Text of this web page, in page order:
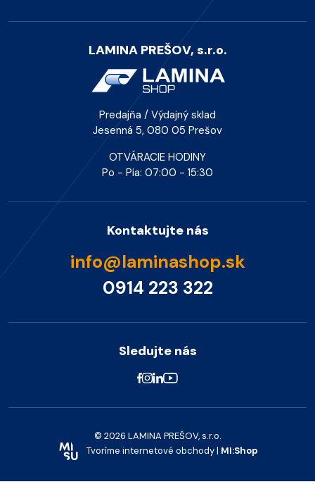
LAMINA PREŠOV, s.r.o.
Predajňa / Výdajný sklad
Jesenná 5, 080 05 Prešov
OTVÁRACIE HODINY
Po - Pia: 07:00 - 15:30
Kontaktujte nás
info@laminashop.sk
0914 223 322
Sledujte nás
© 2026 LAMINA PREŠOV, s.r.o.
Tvoríme internetové obchody | MI:Shop